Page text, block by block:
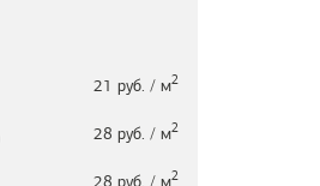
21 руб. / м2
28 руб. / м2
28 руб. / м2